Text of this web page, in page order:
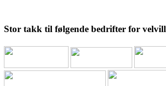
Stor takk til følgende bedrifter for